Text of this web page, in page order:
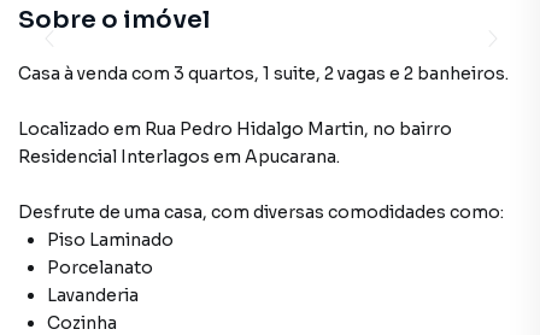
Sobre o imóvel
Casa à venda com 3 quartos, 1 suite, 2 vagas e 2 banheiros.
Localizado em Rua Pedro Hidalgo Martin, no bairro
Residencial Interlagos em Apucarana.
Desfrute de uma casa, com diversas comodidades como:
Piso Laminado
Porcelanato
Lavanderia
Cozinha